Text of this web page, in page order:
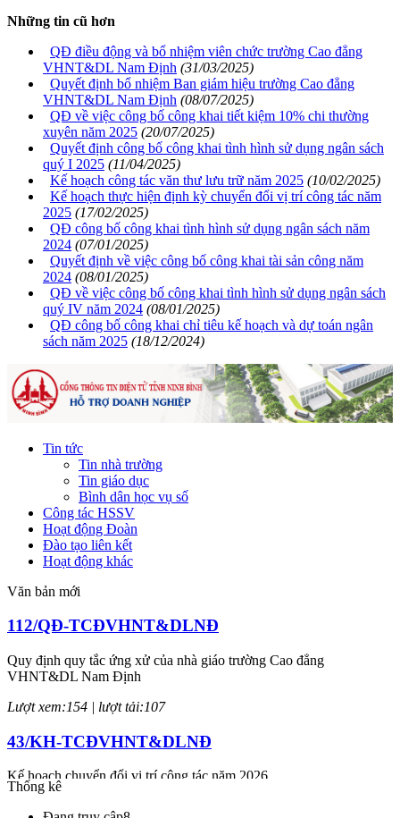
Những tin cũ hơn
QĐ điều động và bổ nhiệm viên chức trường Cao đẳng
VHNT&DL Nam Định (31/03/2025)
Quyết định bổ nhiệm Ban giám hiệu trường Cao đẳng
VHNT&DL Nam Định (08/07/2025)
QĐ về việc công bố công khai tiết kiệm 10% chi thường
xuyên năm 2025 (20/07/2025)
Quyết định công bố công khai tình hình sử dụng ngân sách
quý I 2025 (11/04/2025)
Kế hoạch công tác văn thư lưu trữ năm 2025 (10/02/2025)
Kế hoạch thực hiện định kỳ chuyển đổi vị trí công tác năm
2025 (17/02/2025)
QĐ công bố công khai tình hình sử dụng ngân sách năm
2024 (07/01/2025)
Quyết định về việc công bố công khai tài sản công năm
2024 (08/01/2025)
QĐ về việc công bố công khai tình hình sử dụng ngân sách
quý IV năm 2024 (08/01/2025)
QĐ công bố công khai chỉ tiêu kế hoạch và dự toán ngân
sách năm 2025 (18/12/2024)
Tin tức
Tin nhà trường
Tin giáo dục
Bình dân học vụ số
Công tác HSSV
Hoạt động Đoàn
Đào tạo liên kết
Hoạt động khác
Văn bản mới
112/QĐ-TCĐVHNT&DLNĐ
Quy định quy tắc ứng xử của nhà giáo trường Cao đẳng
VHNT&DL Nam Định
Lượt xem:154 | lượt tải:107
43/KH-TCĐVHNT&DLNĐ
Kế hoạch chuyển đổi vị trí công tác năm 2026
Thống kê